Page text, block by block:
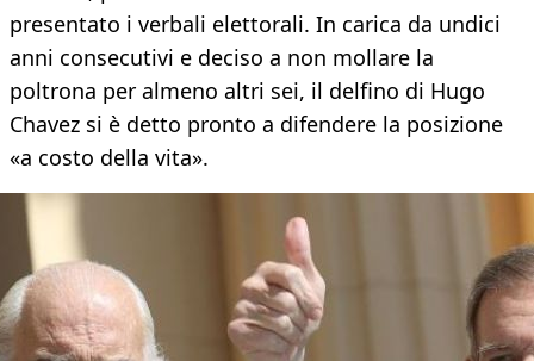
presentato i verbali elettorali. In carica da undici
anni consecutivi e deciso a non mollare la
poltrona per almeno altri sei, il delfino di Hugo
Chavez si è detto pronto a difendere la posizione
«a costo della vita».